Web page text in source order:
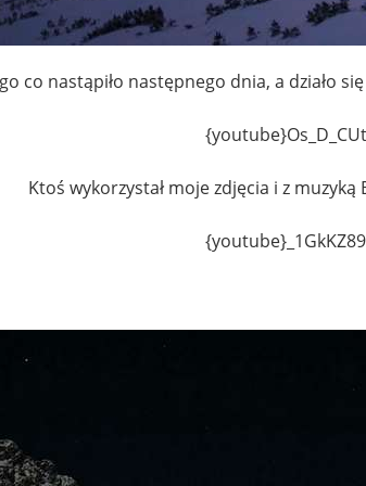
co nastąpiło następnego dnia, a działo
Ktoś wykorzystał moje zdjęcia i z